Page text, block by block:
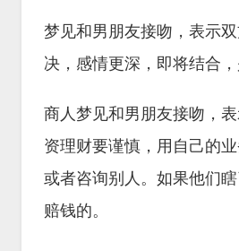
梦见和男朋友接吻，表示
决，感情更深，即将结合，
商人梦见和男朋友接吻，
资理财要谨慎，用自己的业
或者咨询别人。如果他们
赔钱的。